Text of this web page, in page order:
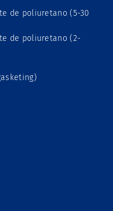
de poliuretano (5-30
de poliuretano (2-